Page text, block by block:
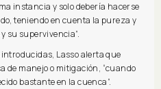
instancia y solo debería hacerse
teniendo en cuenta la pureza y
su supervivencia”.
introducidas, Lasso alerta que
de manejo o mitigación, “cuando
bastante en la cuenca”.